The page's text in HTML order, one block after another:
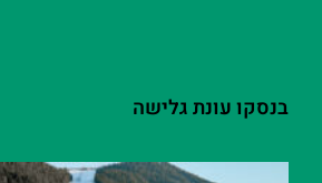
בנסקו עונת גלישה